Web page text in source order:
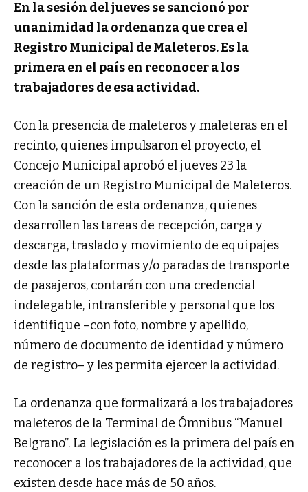
En la sesión del jueves se sancionó por
unanimidad la ordenanza que crea el
Registro Municipal de Maleteros. Es la
primera en el país en reconocer a los
trabajadores de esa actividad.
Con la presencia de maleteros y maleteras en el
recinto, quienes impulsaron el proyecto, el
Concejo Municipal aprobó el jueves 23 la
creación de un Registro Municipal de Maleteros.
Con la sanción de esta ordenanza, quienes
desarrollen las tareas de recepción, carga y
descarga, traslado y movimiento de equipajes
desde las plataformas y/o paradas de transporte
de pasajeros, contarán con una credencial
indelegable, intransferible y personal que los
identifique –con foto, nombre y apellido,
número de documento de identidad y número
de registro– y les permita ejercer la actividad.
La ordenanza que formalizará a los trabajadores
maleteros de la Terminal de Ómnibus “Manuel
Belgrano”. La legislación es la primera del país en
reconocer a los trabajadores de la actividad, que
existen desde hace más de 50 años.